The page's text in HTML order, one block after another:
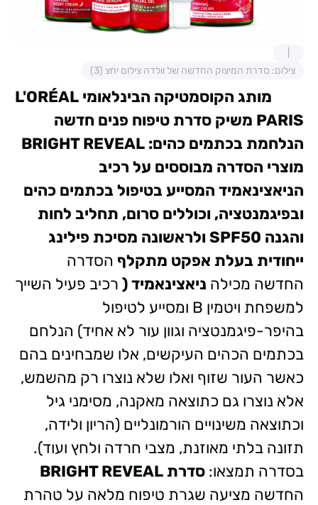
צילום: סדרת המיצוק החדשה של וולדה צילום יחצ (3)
מותג הקוסמטיקה הבינלאומי L'ORÉAL
PARIS משיק סדרת טיפוח פנים חדשה
הנלחמת בכתמים כהים: BRIGHT REVEAL
מוצרי הסדרה מבוססים על רכיב
הניאצינאמיד המסייע בטיפול בכתמים כהים
ובפיגמנטציה, וכוללים סרום, תחליב לחות
והגנה
SPF50
ולראשונה מסיכת פילינג
ייחודית בעלת אפקט מתקלף הסדרה
החדשה מכילה ניאצינאמיד ( רכיב פעיל השייך
למשפחת ויטמין B ומסייע לטיפול
בהיפר-פיגמנטציה וגוון עור לא אחיד) הנלחם
בכתמים הכהים העיקשים, אלו שמבחינים בהם
כאשר העור שזוף ואלו שלא נוצרו רק מהשמש,
אלא נוצרו גם כתוצאה מאקנה, מסימני גיל
וכתוצאה משינויים הורמונליים (הריון ולידה,
תזונה בלתי מאוזנת, מצבי חרדה ולחץ ועוד).
בסדרה תמצאו: סדרת BRIGHT REVEAL
החדשה מציעה שגרת טיפוח מלאה על טהרת